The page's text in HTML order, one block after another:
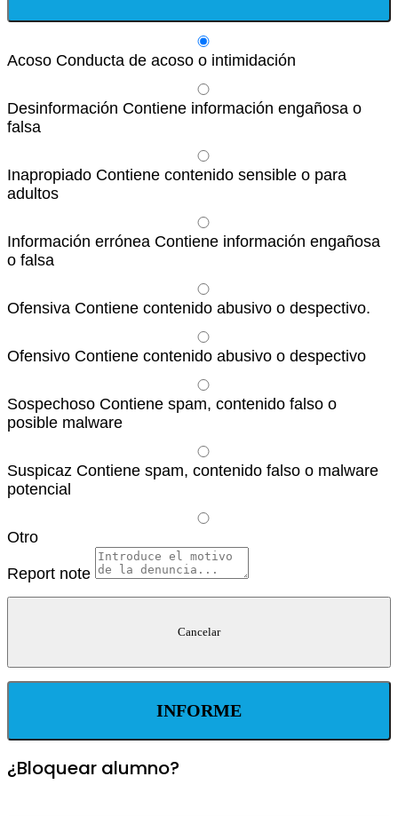
Acoso Conducta de acoso o intimidación
Desinformación Contiene información engañosa o
falsa
Inapropiado Contiene contenido sensible o para
adultos
Información errónea Contiene información engañosa
o falsa
Ofensiva Contiene contenido abusivo o despectivo.
Ofensivo Contiene contenido abusivo o despectivo
Sospechoso Contiene spam, contenido falso o
posible malware
Suspicaz Contiene spam, contenido falso o malware
potencial
Otro
Report note
INFORME
¿Bloquear alumno?